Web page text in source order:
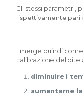
Gli stessi parametri,
rispettivamente pari a
Emerge quindi
calibrazione del bite
diminuire i
aumentarne